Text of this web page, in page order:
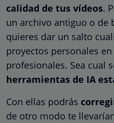
calidad de tus vídeos.
un archivo antiguo o de
quieres dar un salto
proyectos personales
profesionales. Sea cual
herramientas de IA
Con ellas podrás
de otro modo te